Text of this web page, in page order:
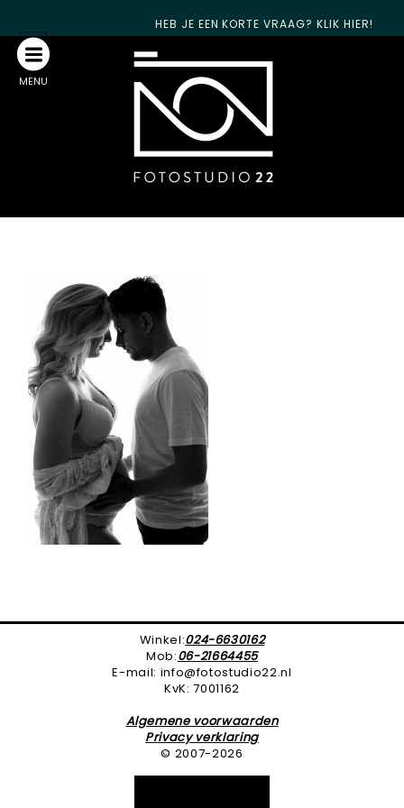
MENU
HEB JE EEN KORTE VRAAG? KLIK HIER!
Winkel:024-6630162
Mob:06-21664455
E-mail: info@fotostudio22.nl
KvK: 7001162
Algemene voorwaarden
Privacy verklaring
© 2007-2026